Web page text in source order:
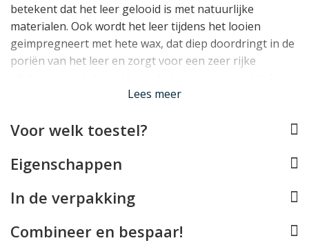
betekent dat het leer gelooid is met natuurlijke
materialen. Ook wordt het leer tijdens het looien
geimpregneert met hete wax, dat diep doordringt in de
poriën van het leer en zorgt voor een zeer rijke
glans. Ook zal het leer hierdoor over tijd en door uw
karakter en patina ontwikkelen.
2-in-1: Backcase én Folio
hoesje, waarbij de binnenste hoes van rubber
Hierdoor kunt u op ieder gewenst moment wisselen
Lees meer
Voor welk toestel?
Eigenschappen
In de verpakking
Combineer en bespaar!